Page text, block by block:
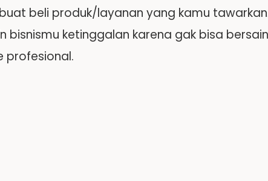
beli produk/layanan yang kamu
bisnismu ketinggalan karena gak bisa
profesional.